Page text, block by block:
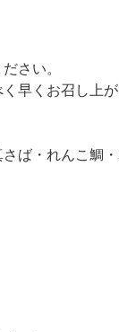
さい。
早くお召し上が
ば・れんこ鯛